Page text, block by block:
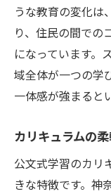
うな教育の変化は
り、住民の間での
になっています。
域全体が一つの学
一体感が強まると
カリキュラムの
公文式学習のカリ
きな特徴です。神